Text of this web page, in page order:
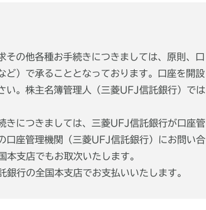
の他各種お手続きにつきましては、原則、口
ど）で承ることとなっております。口座を開設
い。株主名簿管理人（三菱UFJ信託銀行）では
きにつきましては、三菱UFJ信託銀行が口座管
口座管理機関（三菱UFJ信託銀行）にお問い合
支店でもお取次いたします。
行の全国本支店でお支払いいたします。